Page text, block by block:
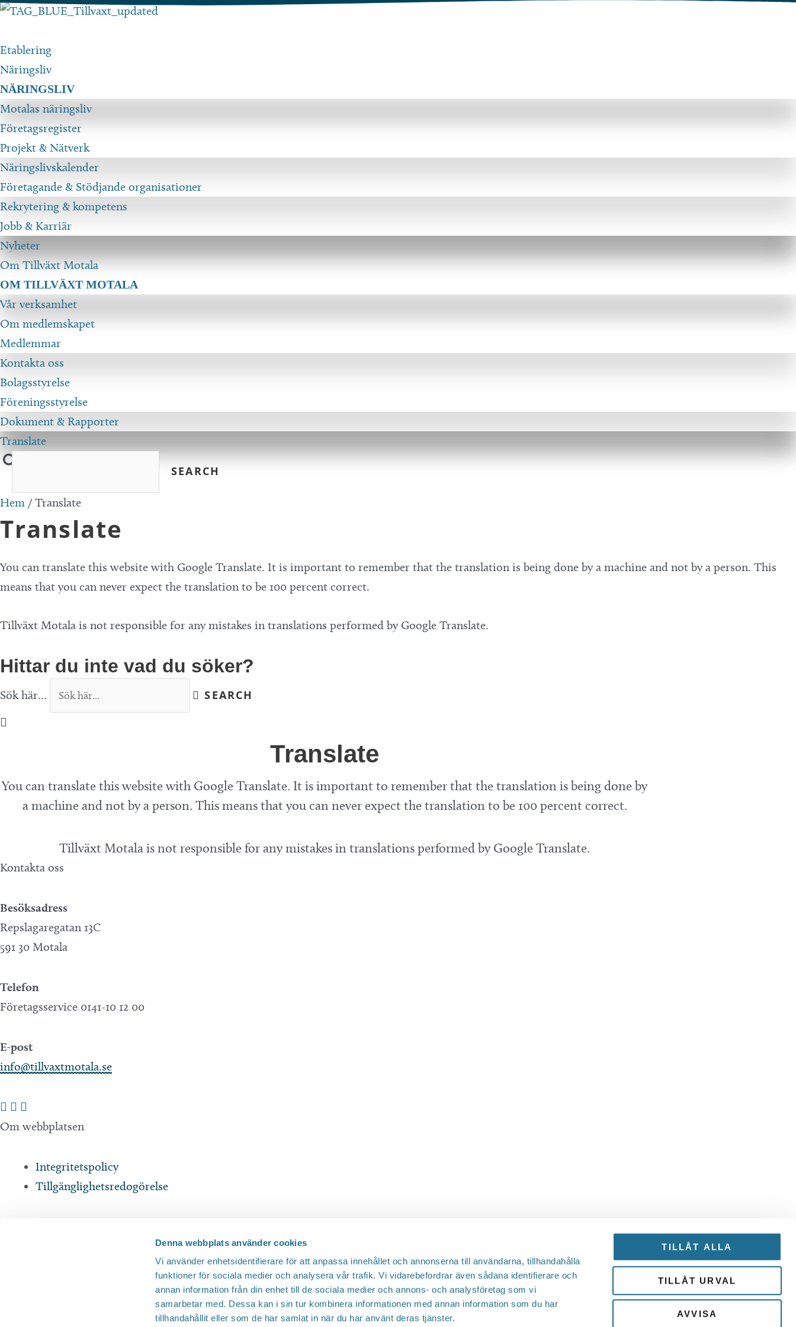
Denna webbplats använder cookies
Vi använder enhetsidentifierare för att anpassa innehållet och annonserna till användarna, tillhandahålla
funktioner för sociala medier och analysera vår trafik. Vi vidarebefordrar även sådana identifierare och
annan information från din enhet till de sociala medier och annons- och analysföretag som vi
samarbetar med. Dessa kan i sin tur kombinera informationen med annan information som du har
tillhandahållit eller som de har samlat in när du har använt deras tjänster.
TILLÅT ALLA
TILLÅT URVAL
AVVISA
Hoppa
innehåll
Etablering
Näringsliv
NÄRINGSLIV
Motalas näringsliv
Företagsregister
Projekt & Nätverk
Näringslivskalender
Företagande & Stödjande organisationer
Rekrytering & kompetens
Jobb & Karriär
Nyheter
Om Tillväxt Motala
OM TILLVÄXT MOTALA
Vår verksamhet
Om medlemskapet
Medlemmar
Kontakta oss
Bolagsstyrelse
Föreningsstyrelse
Dokument & Rapporter
Translate
Hem /Translate
Translate
You can translate this website with Google Translate. It is important to remember that the translation is being done by a machine and not by a person. This
means that you can never expect the translation to be 100 percent correct.
Tillväxt Motala is not responsible for any mistakes in translations performed by Google Translate.
Hittar du inte vad du söker?
Sök här... SEARCH
Translate
You can translate this website with Google Translate. It is important to remember that the translation is being done by
a machine and not by a person. This means that you can never expect the translation to be 100 percent correct.
Tillväxt Motala is not responsible for any mistakes in translations performed by Google Translate.
Kontakta oss
Besöksadress
Repslagaregatan 13C
591 30 Motala
Telefon
Företagsservice 0141-10 12 00
E-post
info@tillvaxtmotala.se
Om webbplatsen
Integritetspolicy
Tillgänglighetsredogörelse